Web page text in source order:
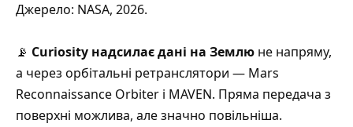
Джерело: NASA, 2026.
📡 Curiosity надсилає дані на Землю не напряму,
а через орбітальні ретранслятори — Mars
Reconnaissance Orbiter і MAVEN. Пряма передача з
поверхні можлива, але значно повільніша.